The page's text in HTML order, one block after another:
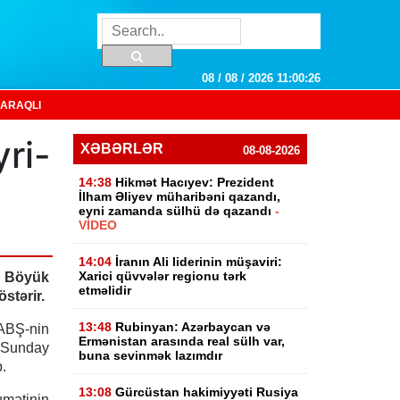
08 / 08 / 2026 11:00:27
nin
XƏBƏRLƏR 08-08-2026
14:38 Hikmət Hacıyev: Prezident
İlham Əliyev müharibəni qazandı,
eyni zamanda sülhü də qazandı-
VİDEO
14:04 İranın Ali liderinin müşaviri:
Xarici qüvvələr regionu tərk
etməlidir
13:48 Rubinyan: Azərbaycan və
Ermənistan arasında real sülh var,
buna sevinmək lazımdır
13:08 Gürcüstan hakimiyyəti Rusiya